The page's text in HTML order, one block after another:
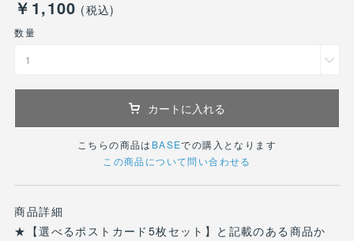
￥1,100 (税込)
数量
1
カートに入れる
こちらの商品は BASEでの購入となります
この商品について問い合わせる
商品詳細
★【選べるポストカード5枚セット】と記載のある商品か